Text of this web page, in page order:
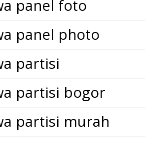
panel foto
panel photo
partisi
partisi bogor
partisi murah